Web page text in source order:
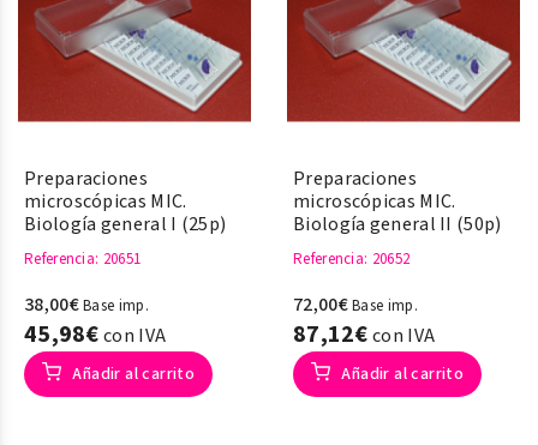
Preparaciones
microscópicas MIC.
Biología general I (25p)
Referencia: 20651
38,00€Base imp.
45,98€con IVA
Añadir al carrito
Preparaciones
microscópicas MIC.
Biología general II (50p)
Referencia: 20652
72,00€Base imp.
87,12€con IVA
Añadir al carrito